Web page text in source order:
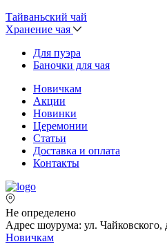
Тайваньский чай
Хранение чая
Для пуэра
Баночки для чая
Новичкам
Акции
Новинки
Церемонии
Статьи
Доставка и оплата
Контакты
Не определено
Адрес шоурума: ул. Чайковского,
Новичкам